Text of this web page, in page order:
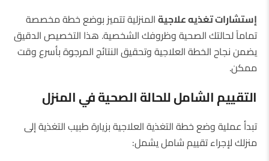
إستشارات تغذيه علاجيةالمنزلية تتميز بوضع خطة مخصصة
تماماً لحالتك الصحية وظروفك الشخصية. هذا التخصيص الدقيق
يضمن نجاح الخطة العلاجية وتحقيق النتائج المرجوة بأسرع وقت
ممكن.
التقييم الشامل للحالة الصحية في المنزل
تبدأ عملية وضع خطة التغذية العلاجية بزيارة طبيب التغذية إلى
منزلك لإجراء تقييم شامل يشمل: